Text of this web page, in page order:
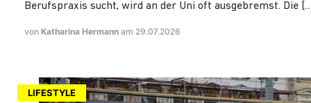
Berufspraxis sucht, wird an der Uni oft ausgebremst. Die
von Katharina Hermann am 29.07.2026
LIFESTYLE